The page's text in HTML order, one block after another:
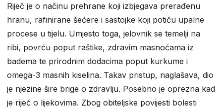
Riječ je o načinu prehrane koji izbjegava prerađenu
hranu, rafinirane šećere i sastojke koji potiču upalne
procese u tijelu. Umjesto toga, jelovnik se temelji na
ribi, povrću poput raštike, zdravim masnoćama iz
badema te prirodnim dodacima poput kurkume i
omega-3 masnih kiselina. Takav pristup, naglašava, dio
je njezine šire brige o zdravlju. Posebno je oprezna kad
je riječ o lijekovima. Zbog obiteljske povijesti bolesti